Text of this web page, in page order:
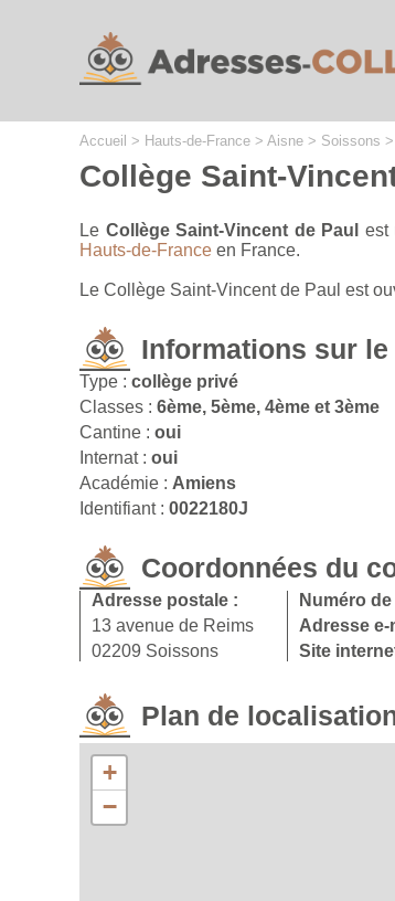
Accueil > Hauts-de-France > Aisne > Soissons >
Collège Saint-
Le Collège Saint-Vincent de Paul est
Hauts-de-France en France.
Le Collège Saint-Vincent de Paul est
Informations sur le
Type : collège privé
Classes : 6ème, 5ème, 4ème et 3ème
Cantine : oui
Internat : oui
Académie : Amiens
Identifiant : 0022180J
Coordonnées du
Adresse postale :
13 avenue de Reims
02209 Soissons
Numéro
Adresse e-
Site
Plan de
+
−